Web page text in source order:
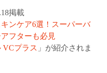
掲載
ンケア6選！スーパーバ
フターも必見
VCプラス 」が紹介されま